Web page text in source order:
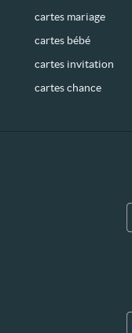
cartes mariage
cartes bébé
cartes invitation
cartes chance